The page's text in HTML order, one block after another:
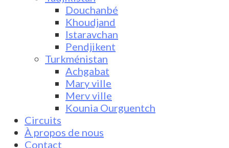
Douchanbé
Khoudjand
Istaravchan
Pendjikent
Turkménistan
Achgabat
Mary ville
Merv ville
Kounia Ourguentch
Circuits
À propos de nous
Contact